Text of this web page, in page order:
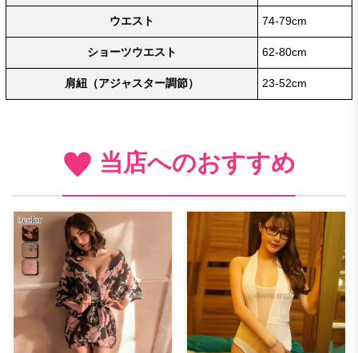
ウエスト 74-79cm
ショーツウエスト 62-80cm
肩紐（アジャスター調節） 23-52cm
当店へのおすすめ